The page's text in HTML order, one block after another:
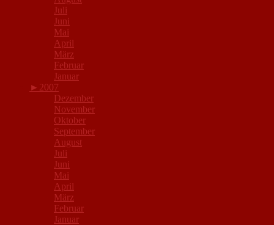
Juli
Juni
Mai
April
März
Februar
Januar
► 2007
Dezember
November
Oktober
September
August
Juli
Juni
Mai
April
März
Februar
Januar